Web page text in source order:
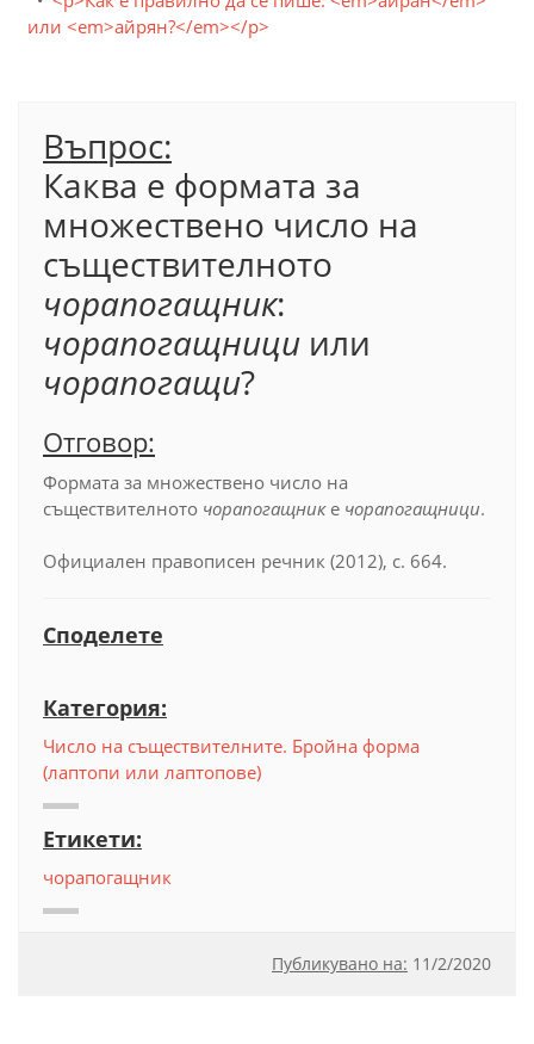
или <em>айрян?</em></p>
Въпрос:
Каква е формата за
множествено число на
съществителното
чорапогащник:
чорапогащници или
чорапогащи?
Отговор:
Формата за множествено число на
съществителното чорапогащнике чорапогащници.
Официален правописен речник (2012), с. 664.
Споделете
Категория:
Число на съществителните. Бройна форма
(лаптопи или лаптопове)
Етикети:
чорапогащник
Публикувано на: 11/2/2020